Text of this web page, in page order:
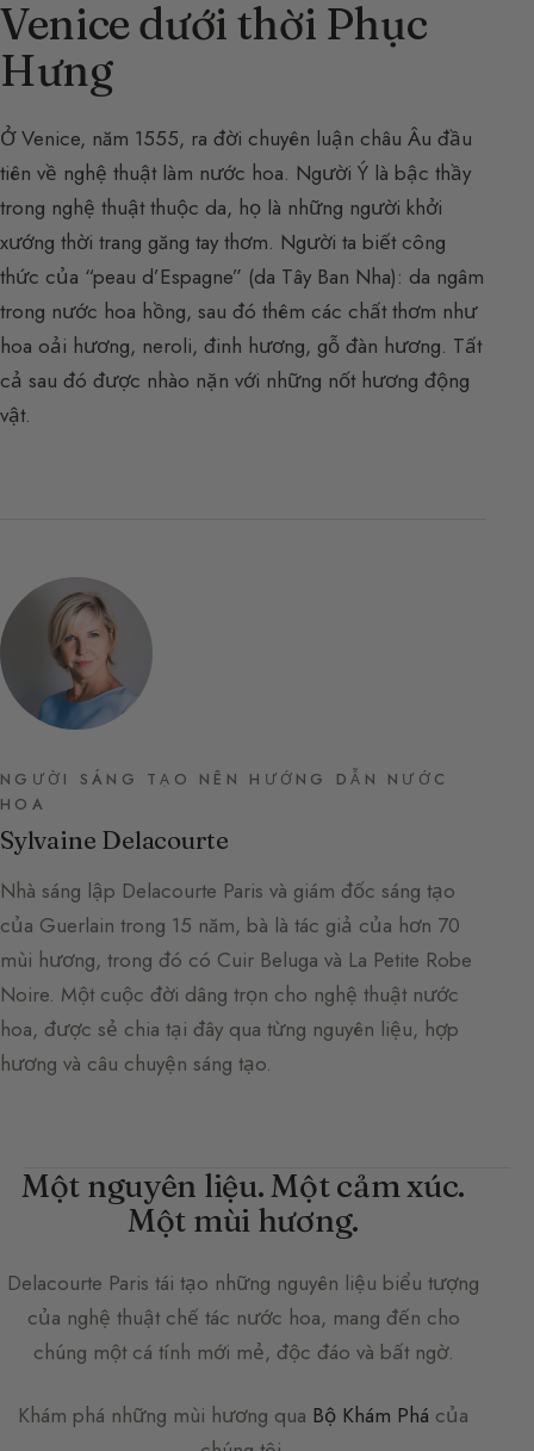
Venice dưới thời Phục
Hưng
Ở Venice, năm 1555, ra đời chuyên luận châu Âu đầu
tiên về nghệ thuật làm nước hoa. Người Ý là bậc thầy
trong nghệ thuật thuộc da, họ là những người khởi
xướng thời trang găng tay thơm. Người ta biết công
thức của “peau d’Espagne” (da Tây Ban Nha): da ngâm
trong nước hoa hồng, sau đó thêm các chất thơm như
hoa oải hương, neroli, đinh hương, gỗ đàn hương. Tất
cả sau đó được nhào nặn với những nốt hương động
vật.
NGƯỜI SÁNG TẠO NÊN HƯỚNG DẪN NƯỚC
HOA
Sylvaine Delacourte
Nhà sáng lập Delacourte Paris và giám đốc sáng tạo
của Guerlain trong 15 năm, bà là tác giả của hơn 70
mùi hương, trong đó có Cuir Beluga và La Petite Robe
Noire. Một cuộc đời dâng trọn cho nghệ thuật nước
hoa, được sẻ chia tại đây qua từng nguyên liệu, hợp
hương và câu chuyện sáng tạo.
Một nguyên liệu. Một cảm xúc.
Một mùi hương.
Delacourte Paris tái tạo những nguyên liệu biểu tượng
của nghệ thuật chế tác nước hoa, mang đến cho
chúng một cá tính mới mẻ, độc đáo và bất ngờ.
Khám phá những mùi hương qua Bộ Khám Phá của